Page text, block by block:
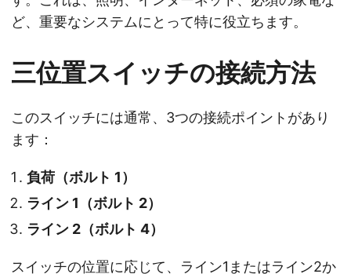
ど、重要なシステムにとって特に役立ちます。
三位置スイッチの接続方法
このスイッチには通常、3つの接続ポイントがあり
ます：
負荷（ボルト 1）
ライン 1（ボルト 2）
ライン 2（ボルト 4）
スイッチの位置に応じて、ライン1またはライン2か